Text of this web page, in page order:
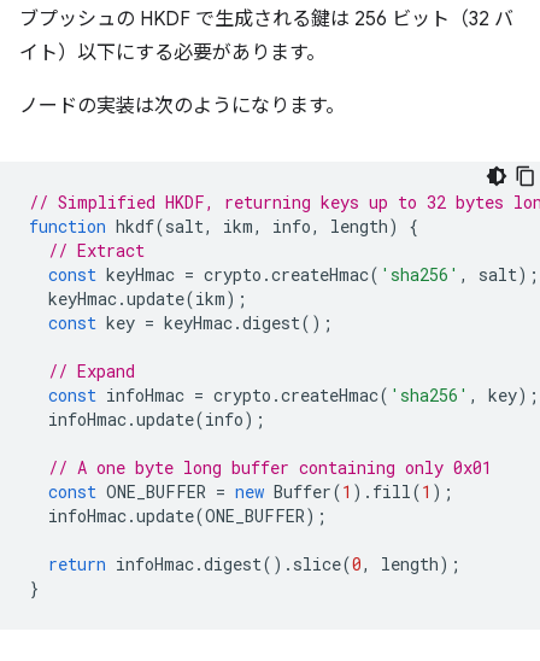
ブプッシュの HKDF で生成される鍵は 256 ビット（32 バ
イト）以下にする必要があります。
ノードの実装は次のようになります。
// Simplified HKDF, returning keys up to 32 bytes
function hkdf(salt, ikm, info, length)
{
// Extract
const keyHmac = crypto .createHmac( 'sha256' , salt);
keyHmac.update(ikm);
const key = keyHmac.digest();
// Expand
const infoHmac = crypto .createHmac( 'sha256' , key);
infoHmac.update(info);
// A one byte long buffer containing only 0x01
const ONE_BUFFER = new Buffer(1 ). fill(1 );
infoHmac.update(ONE_BUFFER);
return infoHmac.digest(). slice(0, length);
}